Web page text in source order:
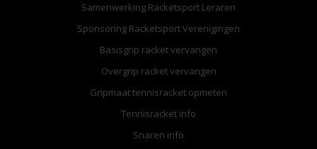
Samenwerking Racketsport Leraren
Sponsoring Racketsport Verenigingen
Basisgrip racket vervangen
Overgrip racket vervangen
Gripmaat tennisracket opmeten
Tennisracket info
Snaren info